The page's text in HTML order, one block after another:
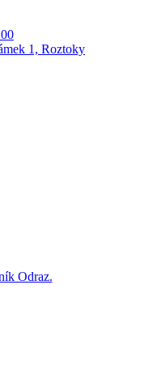
1, Roztoky